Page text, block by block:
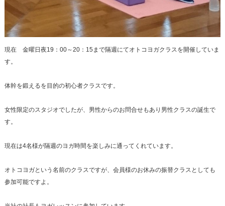
現在 金曜日夜19：00～20：15まで隔週にてオトコヨガクラスを開催していま
す。
体幹を鍛えるを目的の初心者クラスです。
女性限定のスタジオでしたが、男性からのお問合せもあり男性クラスの誕生で
す。
現在は4名様が隔週のヨガ時間を楽しみに通ってくれています。
オトコヨガという名前のクラスですが、会員様のお休みの振替クラスとしても
参加可能ですよ。